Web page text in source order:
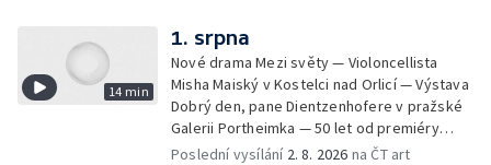
14 min
1. srpna
Nové drama Mezi světy — Violoncellista
Misha Maiský v Kostelci nad Orlicí — Výstava
Dobrý den, pane Dientzenhofere v pražské
Galerii Portheimka — 50 let od premiéry
filmu Na samotě u lesa — Krátké zprávy z
Poslední vysílání 2. 8. 2026 na ČT art